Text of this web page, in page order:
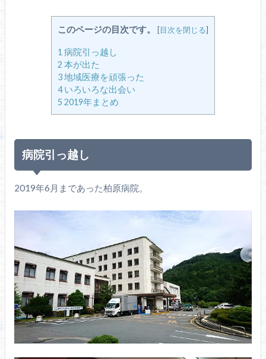
このページの目次です。 [目次を閉じる]
1 病院引っ越し
2 本が出た
3地域医療を頑張った
4いろいろな出会い
5 2019年まとめ
病院引っ越し
2019年6月まであった柏原病院。